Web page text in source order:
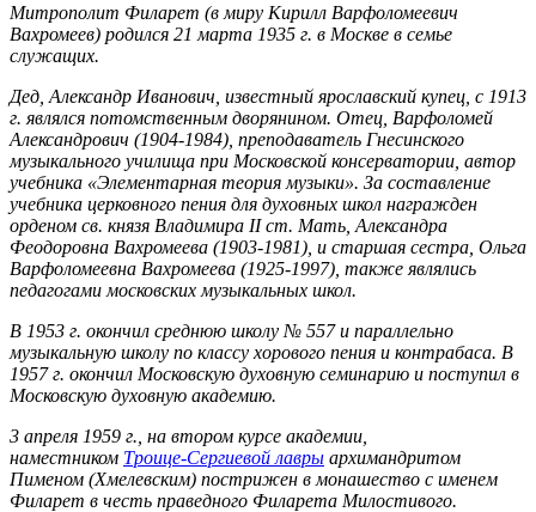
Митрополит Филарет (в миру Кирилл Варфоломеевич
Вахромеев) родился 21 марта 1935 г. в Москве в семье
служащих.
Дед, Александр Иванович, известный ярославский купец, с 1913
г. являлся потомственным дворянином. Отец, Варфоломей
Александрович (1904-1984), преподаватель Гнесинского
музыкального училища при Московской консерватории, автор
учебника «Элементарная теория музыки». За составление
учебника церковного пения для духовных школ награжден
орденом св. князя Владимира II ст. Мать, Александра
Феодоровна Вахромеева (1903-1981), и старшая сестра, Ольга
Варфоломеевна Вахромеева (1925-1997), также являлись
педагогами московских музыкальных школ.
В 1953 г. окончил среднюю школу № 557 и параллельно
музыкальную школу по классу хорового пения и контрабаса. В
1957 г. окончил Московскую духовную семинарию и поступил в
Московскую духовную академию.
3 апреля 1959 г., на втором курсе академии,
наместником Троице-Сергиевой лавры архимандритом
Пименом (Хмелевским) пострижен в монашество с именем
Филарет в честь праведного Филарета Милостивого.